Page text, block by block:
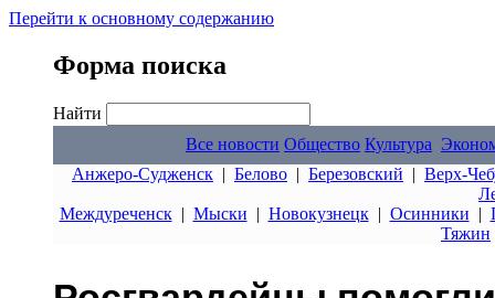
Перейти к основному содержанию
Форма поиска
Найти
Все новости Общество Культура
Анжеро-Судженск | Белово | Березовский | Верх-
Междуреченск| Мыски | Новокузнецк| Осинники |
Тяжин